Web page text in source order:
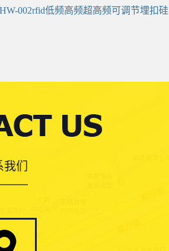
002rfid低频高频超高频可调节埋扣硅
们